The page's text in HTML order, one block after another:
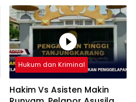
Hukum dan Kriminal
Hakim Vs Asisten Makin